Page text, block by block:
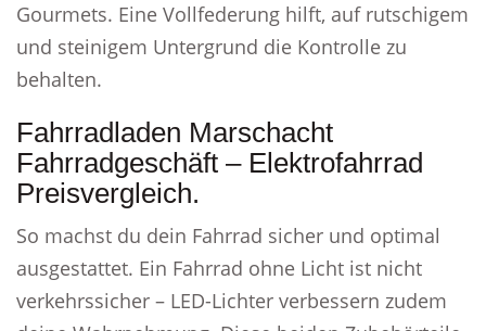
Gourmets. Eine Vollfederung hilft, auf rutschigem
und steinigem Untergrund die Kontrolle zu
behalten.
Fahrradladen Marschacht
Fahrradgeschäft – Elektrofahrrad
Preisvergleich.
So machst du dein Fahrrad sicher und optimal
ausgestattet. Ein Fahrrad ohne Licht ist nicht
verkehrssicher – LED-Lichter verbessern zudem